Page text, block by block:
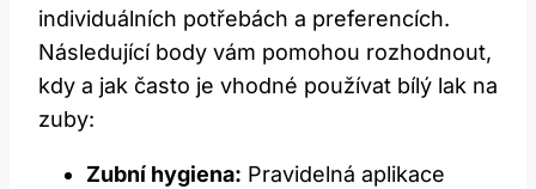
individuálních potřebách a⁢ preferencích.
⁢Následující ⁤body vám‌ pomohou​ rozhodnout,
kdy a jak často je vhodné⁤ používat bílý lak na
zuby:
Zubní hygiena: Pravidelná aplikace